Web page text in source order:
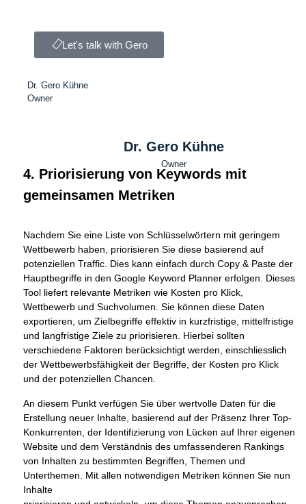
Let's talk with Gero
Dr. Gero Kühne
Owner
Dr. Gero Kühne
Owner
4. Priorisierung von Keywords mit
gemeinsamen Metriken
Nachdem Sie eine Liste von Schlüsselwörtern mit geringem
Wettbewerb haben, priorisieren Sie diese basierend auf
potenziellen Traffic. Dies kann einfach durch Copy & Paste der
Hauptbegriffe in den Google Keyword Planner erfolgen. Dieses
Tool liefert relevante Metriken wie Kosten pro Klick,
Wettbewerb und Suchvolumen. Sie können diese Daten
exportieren, um Zielbegriffe effektiv in kurzfristige, mittelfristige
und langfristige Ziele zu priorisieren. Hierbei sollten
verschiedene Faktoren berücksichtigt werden, einschliesslich
der Wettbewerbsfähigkeit der Begriffe, der Kosten pro Klick
und der potenziellen Chancen.
An diesem Punkt verfügen Sie über wertvolle Daten für die
Erstellung neuer Inhalte, basierend auf der Präsenz Ihrer Top-
Konkurrenten, der Identifizierung von Lücken auf Ihrer eigenen
Website und dem Verständnis des umfassenderen Rankings
von Inhalten zu bestimmten Begriffen, Themen und
Unterthemen. Mit allen notwendigen Metriken können Sie nun
Inhalte